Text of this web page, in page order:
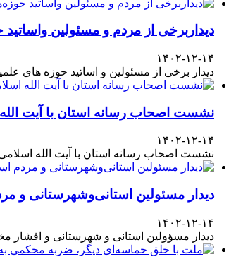
دیداربرخی از مردم و مسئولین
۱۴۰۲-۱۲-۱۴
دیدار برخی از مسئولین و اساتید حوزه های
نشست اصحاب رسانه استان با آیت
۱۴۰۲-۱۲-۱۴
نشست اصحاب رسانه استان با آیت الله
دیدار مسئولین استانی‌وشهرستانی و
۱۴۰۲-۱۲-۱۴
دیدار مسؤولین استانی و شهرستانی و